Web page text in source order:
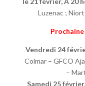
Luzenac ;
Vendredi 24
Colmar – GFCO
–
Samedi 25